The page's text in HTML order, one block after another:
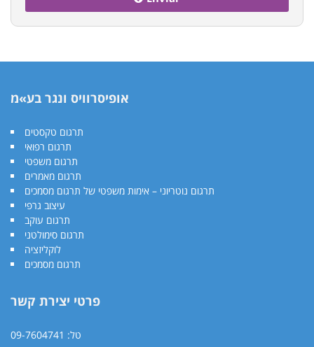
אופיסרוויס ונגר בע»מ
תרגום טקסטים
תרגום רפואי
תרגום משפטי
תרגום מאמרים
תרגום נוטריוני – אימות משפטי של תרגום מסמכים
עיצוב גרפי
תרגום עוקב
תרגום סימולטני
לוקליזציה
תרגום מסמכים
פרטי יצירת קשר
טל: 09-7604741